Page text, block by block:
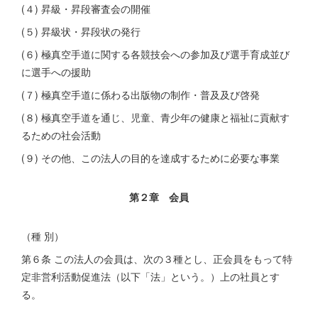
(４) 昇級・昇段審査会の開催
(５) 昇級状・昇段状の発行
(６) 極真空手道に関する各競技会への参加及び選手育成並び
に選手への援助
(７) 極真空手道に係わる出版物の制作・普及及び啓発
(８) 極真空手道を通じ、児童、青少年の健康と福祉に貢献す
るための社会活動
(９) その他、この法人の目的を達成するために必要な事業
第２章 会員
（種 別）
第６条 この法人の会員は、次の３種とし、正会員をもって特
定非営利活動促進法（以下「法」という。）上の社員とす
る。